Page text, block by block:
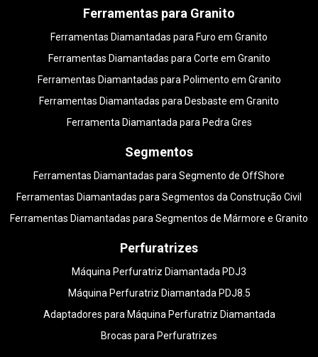
Ferramentas para Granito
Ferramentas Diamantadas para Furo em Granito
Ferramentas Diamantadas para Corte em Granito
Ferramentas Diamantadas para Polimento em Granito
Ferramentas Diamantadas para Desbaste em Granito
Ferramenta Diamantada para Pedra Gres
Segmentos
Ferramentas Diamantadas para Segmento de OffShore
Ferramentas Diamantadas para Segmentos da Construção Civil
Ferramentas Diamantadas para Segmentos de Mármore e Granito
Perfuratrizes
Máquina Perfuratriz Diamantada PDJ3
Máquina Perfuratriz Diamantada PDJ8.5
Adaptadores para Máquina Perfuratriz Diamantada
Brocas para Perfuratrizes